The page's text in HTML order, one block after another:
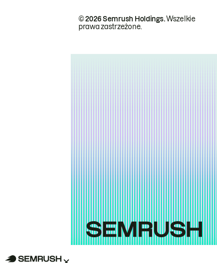
© 2026 Semrush Holdings.Wszelkie
prawa zastrzeżone.